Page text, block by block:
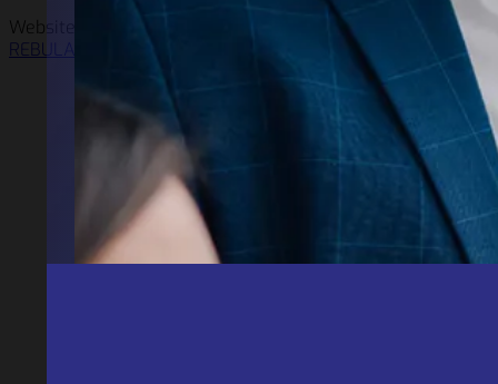
Website solution by
REBULA